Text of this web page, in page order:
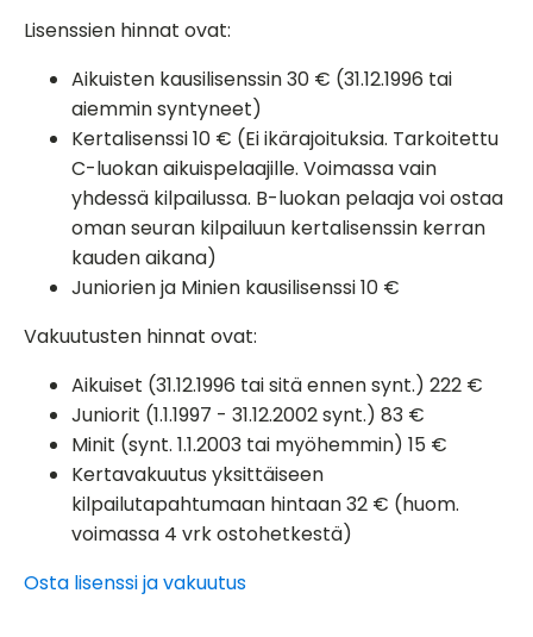
Lisenssien hinnat ovat:
Aikuisten kausilisenssin 30 € (31.12.1996 tai
aiemmin syntyneet)
Kertalisenssi 10 € (Ei ikärajoituksia. Tarkoitettu
C-luokan aikuispelaajille. Voimassa vain
yhdessä kilpailussa. B-luokan pelaaja voi ostaa
oman seuran kilpailuun kertalisenssin kerran
kauden aikana)
Juniorien ja Minien kausilisenssi 10 €
Vakuutusten hinnat ovat:
Aikuiset (31.12.1996 tai sitä ennen synt.) 222 €
Juniorit (1.1.1997 - 31.12.2002 synt.) 83 €
Minit (synt. 1.1.2003 tai myöhemmin) 15 €
Kertavakuutus yksittäiseen
kilpailutapahtumaan hintaan 32 € (huom.
voimassa 4 vrkostohetkestä)
Osta lisenssi ja vakuutus